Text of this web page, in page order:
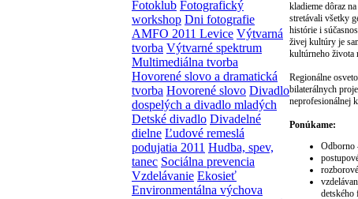
Fotoklub Fotografický
workshop Dni fotografie
AMFO 2011 Levice Výtvarná
tvorba Výtvarné spektrum
Multimediálna tvorba
Hovorené slovo a dramatická
tvorba Hovorené slovo Divadlo
dospelých a divadlo mladých
Detské divadlo Divadelné
dielne Ľudové remeslá
podujatia 2011 Hudba, spev,
tanec Sociálna prevencia
Vzdelávanie Ekosieť
Environmentálna výchova
kladieme dôraz
stretávali všetky
histórie i
živej kultúry je
kultúrneho života
Regionálne
bilaterálnych
neprofesionálnej
Ponúkame:
Odborno
detského